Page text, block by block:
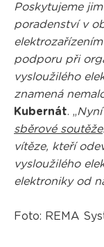
Poskytujeme
poradenství v
podporu při
vysloužilého
znamená
Kubernát. „
sběrové soutěže
vítěze, kteří
vysloužilého
elektroniky od
Foto: REMA